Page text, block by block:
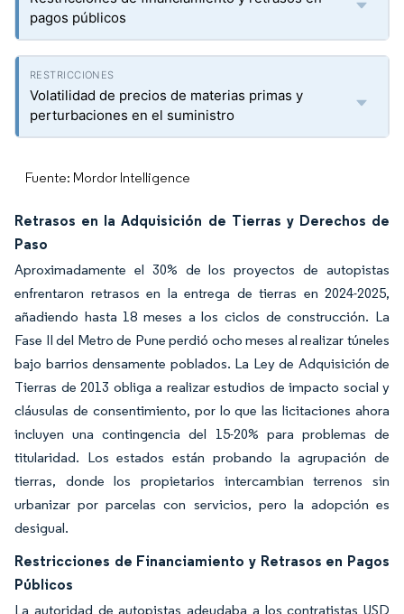
pagos públicos
Volatilidad de precios de materias primas y
perturbaciones en el suministro
Fuente: Mordor Intelligence
Retrasos en la Adquisición de Tierras y Derechos de
Paso
Aproximadamente el 30% de los proyectos de autopistas
enfrentaron retrasos en la entrega de tierras en 2024-2025,
añadiendo hasta 18 meses a los ciclos de construcción. La
Fase II del Metro de Pune perdió ocho meses al realizar túneles
bajo barrios densamente poblados. La Ley de Adquisición de
Tierras de 2013 obliga a realizar estudios de impacto social y
cláusulas de consentimiento, por lo que las licitaciones ahora
incluyen una contingencia del 15-20% para problemas de
titularidad. Los estados están probando la agrupación de
tierras, donde los propietarios intercambian terrenos sin
urbanizar por parcelas con servicios, pero la adopción es
desigual.
Restricciones de Financiamiento y Retrasos en Pagos
Públicos
La autoridad de autopistas adeudaba a los contratistas USD